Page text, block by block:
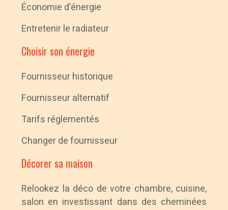
Économie d’énergie
Entretenir le radiateur
Choisir son énergie
Fournisseur historique
Fournisseur alternatif
Tarifs réglementés
Changer de fournisseur
Décorer sa maison
Relookez la déco de votre chambre, cuisine,
salon en investissant dans des cheminées